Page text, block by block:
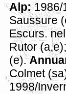
Alp:1986/
Saussure
Escurs.
Rutor
(e).
Colmet
1998/